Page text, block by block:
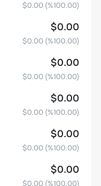
$0.00 (%100.00)
$0.00
$0.00 (%100.00)
$0.00
$0.00 (%100.00)
$0.00
$0.00 (%100.00)
$0.00
$0.00 (%100.00)
$0.00
$0.00 (%100.00)